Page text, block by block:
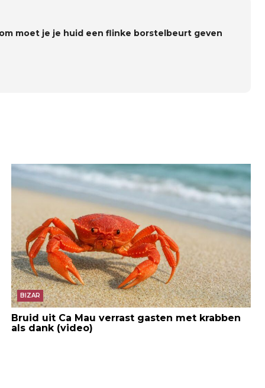
moet je je huid een flinke borstelbeurt geven
BIZAR
Bruid uit Ca Mau verrast gasten met krabben
als dank (video)